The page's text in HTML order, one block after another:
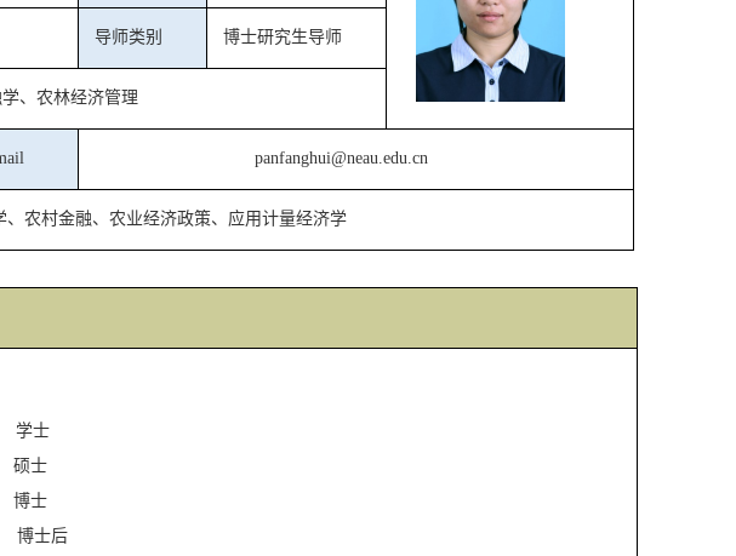
导师类别 博士研究生导师
、农林经济管理
panfanghui@neau.edu.cn
、农村金融、农业经济政策、应用计量经济学
学士
硕士
博士
博士后